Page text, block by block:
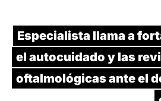
Especialista llama a
el autocuidado y las
oftalmológicas ante el